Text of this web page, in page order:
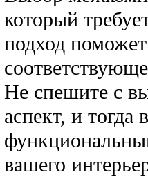
который
подход
Не спешите с
аспект, и тогда
вашего